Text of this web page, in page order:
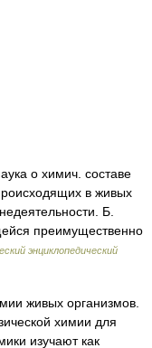
о химич. составе
в живых
Б.
преимущественно
энциклопедический
живых организмов.
химии для
изучают как